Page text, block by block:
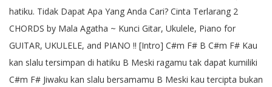
hatiku. Tidak Dapat Apa Yang Anda Cari? Cinta Terlarang 2
CHORDS by Mala Agatha ~ Kunci Gitar, Ukulele, Piano for
GUITAR, UKULELE, and PIANO !! [Intro] C#m F# B C#m F# Kau
kan slalu tersimpan di hatiku B Meski ragamu tak dapat kumiliki
C#m F# Jiwaku kan slalu bersamamu B Meski kau tercipta bukan